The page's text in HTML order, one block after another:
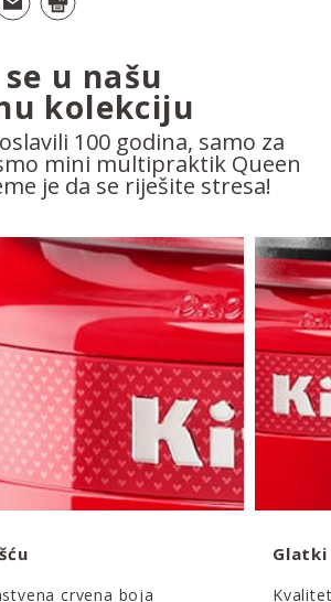
u našu
kolekciju
100 godina, samo za
mini multipraktik Queen
je da se riješite stresa!
crvena boja